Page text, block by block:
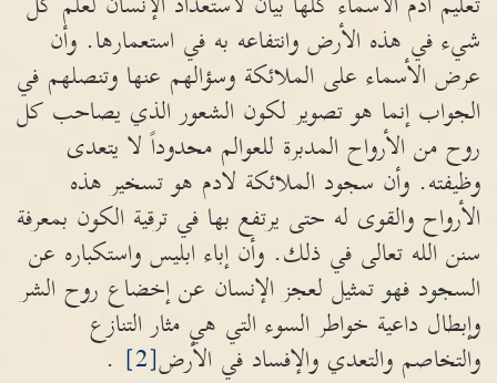
شيء في هذه الأرض وانتفاعه به في استعمارها. وأن
عرض الأسماء على الملائكة وسؤالهم عنها وتنصلهم في
الجواب إنما هو تصوير لكون الشعور الذي يصاحب كل
روح من الأرواح المدبرة للعوالم محدوداً لا يتعدى
وظيفته. وأن سجود الملائكة لادم هو تسخير هذه
الأرواح والقوى له حتى يرتفع بها في ترقية الكون بمعرفة
سنن الله تعالى في ذلك. وأن إباء ابليس واستكباره عن
السجود فهو تمثيل لعجز الإنسان عن إخضاع روح الشر
وإبطال داعية خواطر السوء التي هي مثار التنازع
والتخاصم والتعدي والإفساد في الأرض[2]
.